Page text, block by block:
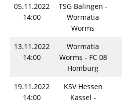
05.11.2022
14:00
TSG Balingen -
Wormatia
Worms
13.11.2022
14:00
Wormatia
Worms - FC 08
Homburg
19.11.2022
14:00
KSV Hessen
Kassel -